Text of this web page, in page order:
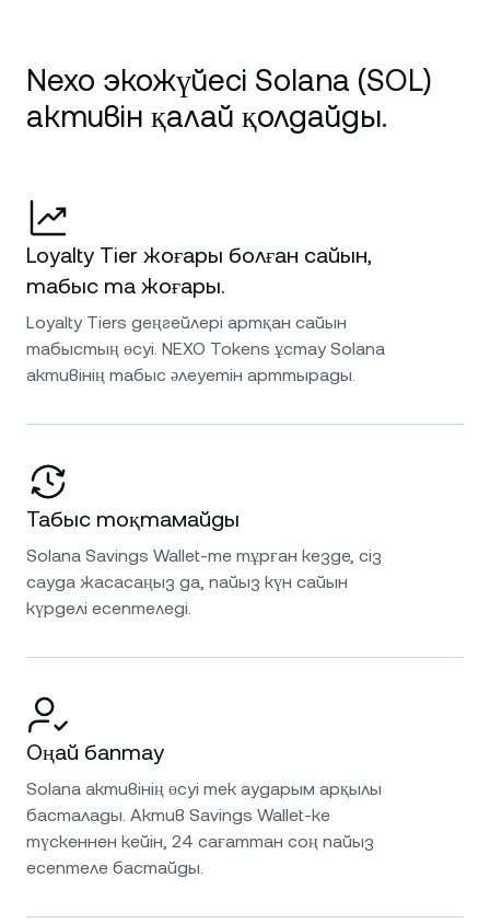
Nexo экожүйесі Solana (SOL)
активін қалай қолдайды.
Loyalty Tier жоғары болған сайын,
табыс та жоғары.
Loyalty Tiers деңгейлері артқан сайын
табыстың өсуі. NEXO Tokens ұстау Solana
активінің табыс әлеуетін арттырады.
Табыс тоқтамайды
Solana Savings Wallet-те тұрған кезде, сіз
сауда жасасаңыз да, пайыз күн сайын
күрделі есептеледі.
Оңай баптау
Solana активінің өсуі тек аударым арқылы
басталады. Актив Savings Wallet-ке
түскеннен кейін, 24 сағаттан соң пайыз
есептеле бастайды.